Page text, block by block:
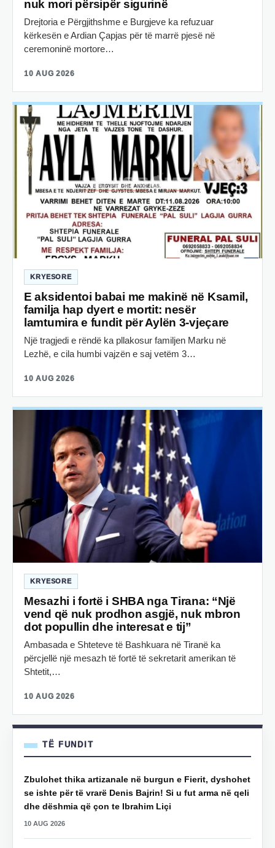
nuk mori përsipër sigurinë
Drejtoria e Përgjithshme e Burgjeve ka refuzuar
kërkesën e Ardian Çapjas për të marrë pjesë në
ceremoninë mortore…
10 AUG 2026
KRYESORE
E aksidentoi babai me makinë në Ksamil,
familja hap dyert e mortit: nesër
lamtumira e fundit për Aylën 3-vjeçare
Një tragjedi e rëndë ka pllakosur familjen Marku në
Lezhë, e cila humbi vajzën e saj vetëm 3…
10 AUG 2026
KRYESORE
Mesazhi i fortë i SHBA nga Tirana: “Një
vend që nuk prodhon asgjë, nuk mbron
dot popullin dhe interesat e tij”
Ambasada e Shteteve të Bashkuara në Tiranë ka
përcjellë një mesazh të fortë të sekretarit amerikan të
Shtetit,…
10 AUG 2026
TË FUNDIT
Zbulohet thika artizanale në burgun e Fierit, dyshohet
se ishte për të vrarë Denis Bajrin! Si u fut arma në qeli
dhe dëshmia që çon te Ibrahim Liçi
10 AUG 2026